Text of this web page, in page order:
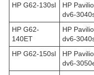
HP G62-130sl
HP
dv6-
HP G62-
140ET
HP
dv6-
HP G62-150sl
HP
dv6-